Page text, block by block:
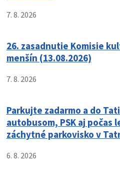
7. 8. 2026
26. zasadnutie Komisie
menšín (13.08.2026)
7. 8. 2026
Parkujte zadarmo a do
autobusom, PSK aj počas
záchytné parkovisko v
6. 8. 2026